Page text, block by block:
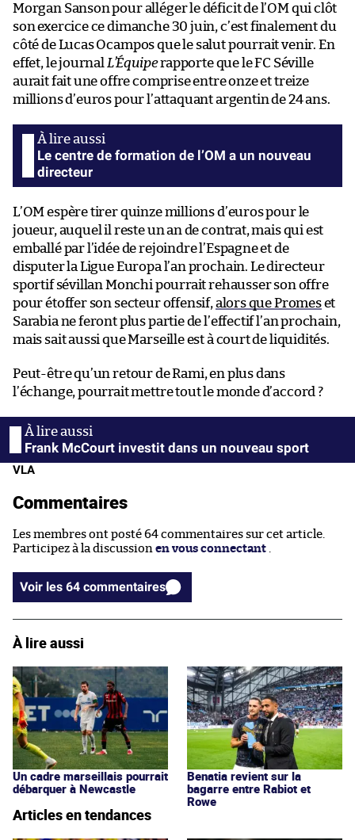
Morgan Sanson pour alléger le déficit de l’OM qui clôt
son exercice ce dimanche 30 juin, c’est finalement du
côté de Lucas Ocampos que le salut pourrait venir. En
effet, le journal L’Équiperapporte que le FC Séville
aurait fait une offre comprise entre onze et treize
millions d’euros pour l’attaquant argentin de 24 ans.
Le centre de formation de l’OM a un nouveau
directeur
L’OM espère tirer quinze millions d’euros pour le
joueur, auquel il reste un an de contrat, mais qui est
emballé par l’idée de rejoindre l’Espagne et de
disputer la Ligue Europa l’an prochain. Le directeur
sportif sévillan Monchi pourrait rehausser son offre
pour étoffer son secteur offensif, alors que Promeset
Sarabia ne feront plus partie de l’effectif l’an prochain,
mais sait aussi que Marseille est à court de liquidités.
Peut-être qu’un retour de Rami, en plus dans
l’échange, pourrait mettre tout le monde d’accord ?
Frank McCourt investit dans un nouveau sport
VLA
Commentaires
Les membres ont posté 64 commentaires sur cet article.
Participez à la discussion en vous connectant
Voir les 64 commentaires
À lire aussi
Un cadre marseillais pourrait
débarquer à Newcastle
Benatia revient sur la
bagarre entre Rabiot et
Rowe
Articles en tendances